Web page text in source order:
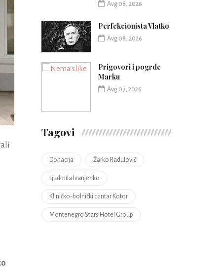
Avg 08, 2026
Perfekcionista Vlatko
Avg 08, 2026
Prigovori i pogrde
Marku
Avg 07, 2026
Tagovi
Donacija Žarko Radulović
Ljudmila Ivanjenko
Kliničko-bolnički centar Kotor
Montenegro Stars Hotel Group